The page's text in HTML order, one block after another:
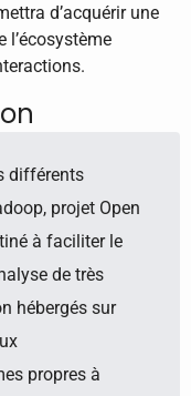
d’acquérir une
l’écosystème
différents
projet Open
à faciliter le
de très
hébergés sur
propres à